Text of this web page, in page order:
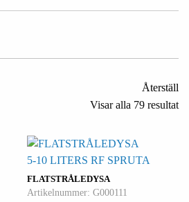
Återställ
Visar alla 79 resultat
FLATSTRÅLEDYSA
5-10 LITERS RF SPRUTA
Artikelnummer: G000111